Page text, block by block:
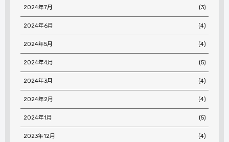
2024年7月 (3)
2024年6月 (4)
2024年5月 (4)
2024年4月 (5)
2024年3月 (4)
2024年2月 (4)
2024年1月 (5)
2023年12月 (4)